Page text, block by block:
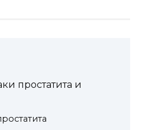
простатита и